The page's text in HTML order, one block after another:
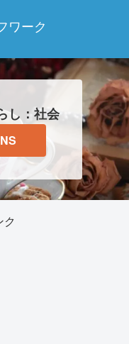
ワーク
し：社会